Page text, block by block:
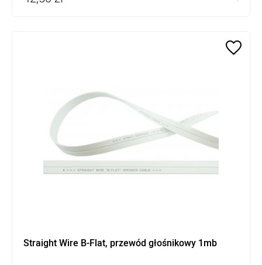
Straight Wire B-Flat, przewód głośnikowy 1mb